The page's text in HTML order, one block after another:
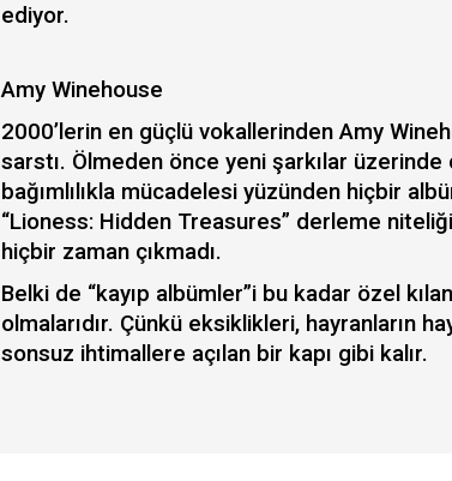
ediyor.
Amy Winehouse
2000’lerin en güçlü vokallerinden Amy
sarstı. Ölmeden önce yeni şarkılar üzerinde
bağımlılıkla mücadelesi yüzünden hiçbir
“Lioness: Hidden Treasures” derleme
hiçbir zaman çıkmadı.
Belki de “kayıp albümler”i bu kadar özel
olmalarıdır. Çünkü eksiklikleri, hayranların
sonsuz ihtimallere açılan bir kapı gibi kalır.